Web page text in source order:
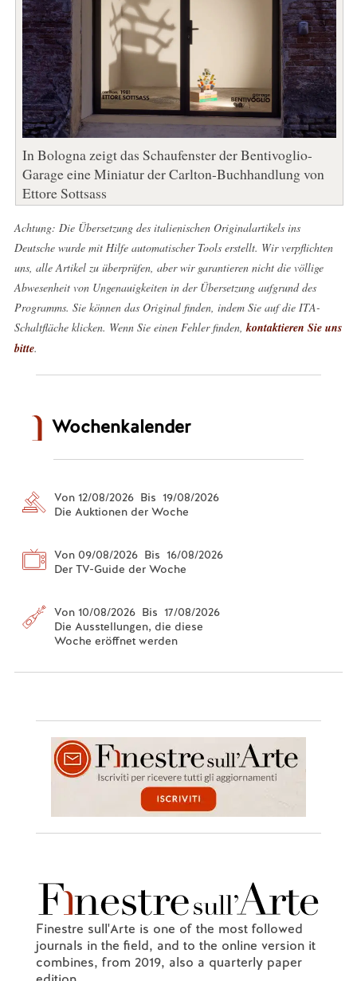
In Bologna zeigt das Schaufenster der Bentivoglio-
Garage eine Miniatur der Carlton-Buchhandlung von
Ettore Sottsass
Achtung: Die Übersetzung des italienischen Originalartikels ins
Deutsche wurde mit Hilfe automatischer Tools erstellt. Wir verpflichten
uns, alle Artikel zu überprüfen, aber wir garantieren nicht die völlige
Abwesenheit von Ungenauigkeiten in der Übersetzung aufgrund des
Programms. Sie können das Original finden, indem Sie auf die ITA-
Schaltfläche klicken. Wenn Sie einen Fehler finden, kontaktieren Sie uns
bitte.
Wochenkalender
Von 12/08/2026 Bis 19/08/2026
Die Auktionen der Woche
Von 09/08/2026 Bis 16/08/2026
Der TV-Guide der Woche
Von 10/08/2026 Bis 17/08/2026
Die Ausstellungen, die diese
Woche eröffnet werden
Finestre sull'Arte is one of the most followed
journals in the field, and to the online version it
combines, from 2019, also a quarterly paper